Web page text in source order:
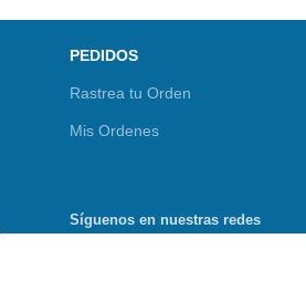
PEDIDOS
Rastrea tu Orden
Mis Ordenes
Síguenos en nuestras redes